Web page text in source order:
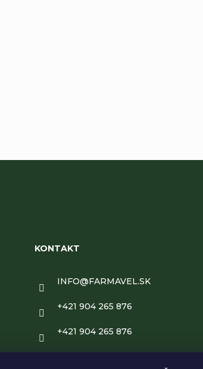
KONTAKT
INFO@FARMAVEL.SK
+421 904 265 876
+421 904 265 876